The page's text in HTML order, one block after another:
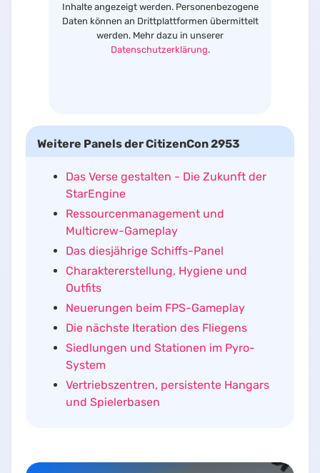
Inhalte angezeigt werden. Personenbezogene
Daten können an Drittplattformen übermittelt
werden. Mehr dazu in unserer
Datenschutzerklärung.
Weitere Panels der CitizenCon 2953
Das Verse gestalten - Die Zukunft der
StarEngine
Ressourcenmanagement und
Multicrew-Gameplay
Das diesjährige Schiffs-Panel
Charaktererstellung, Hygiene und
Outfits
Neuerungen beim FPS-Gameplay
Die nächste Iteration des Fliegens
Siedlungen und Stationen im Pyro-
System
Vertriebszentren, persistente Hangars
und Spielerbasen